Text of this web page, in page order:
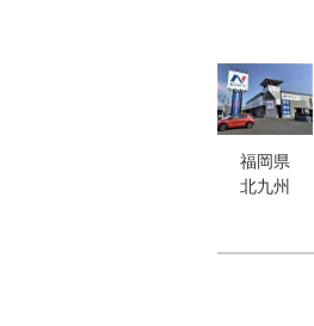
福岡県
北九州